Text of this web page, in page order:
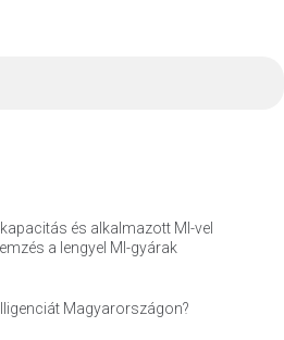
és alkalmazott MI-vel
a lengyel MI-gyárak
Magyarországon?